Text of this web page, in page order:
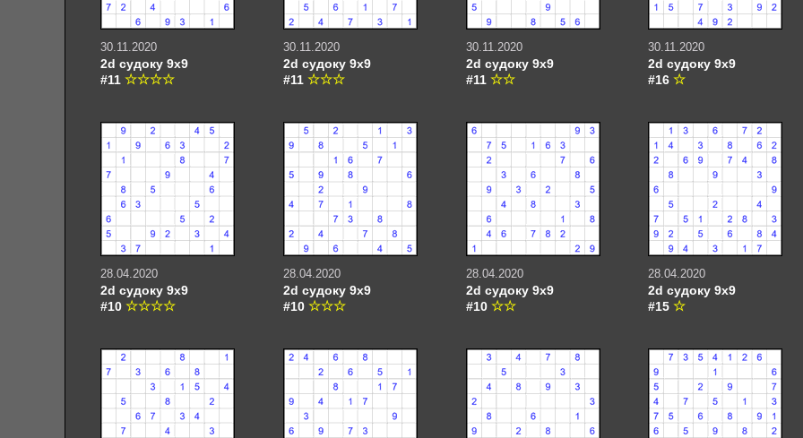
30.11.2020
2d судоку 9х9
#11
30.11.2020
2d судоку 9х9
#11
30.11.2020
2d судоку 9х9
#11
30.11.2020
2d судоку 9х9
#16
28.04.2020
2d судоку 9х9
#10
28.04.2020
2d судоку 9х9
#10
28.04.2020
2d судоку 9х9
#10
28.04.2020
2d судоку 9х9
#15